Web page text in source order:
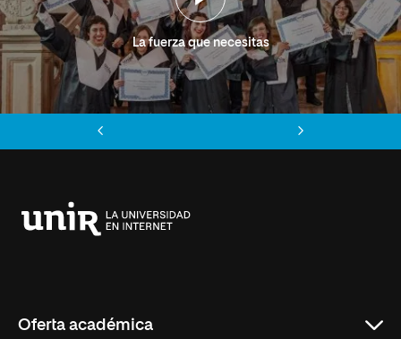
La fuerza que necesitas
Oferta académica